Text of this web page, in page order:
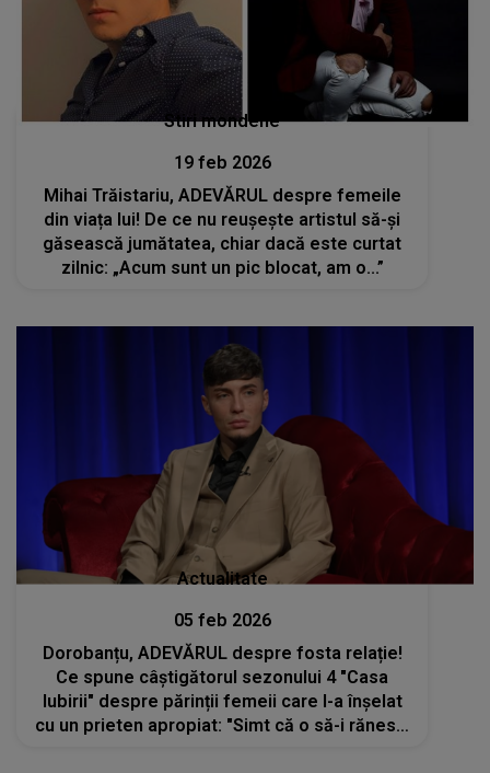
Stiri mondene
19 feb 2026
Mihai Trăistariu, ADEVĂRUL despre femeile
din viața lui! De ce nu reușește artistul să-și
găsească jumătatea, chiar dacă este curtat
zilnic: „Acum sunt un pic blocat, am o...”
Actualitate
05 feb 2026
Dorobanțu, ADEVĂRUL despre fosta relație!
Ce spune câștigătorul sezonului 4 "Casa
Iubirii" despre părinții femeii care l-a înșelat
cu un prieten apropiat: "Simt că o să-i rănesc,